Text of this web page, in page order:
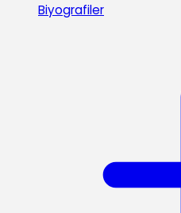
Biyografiler